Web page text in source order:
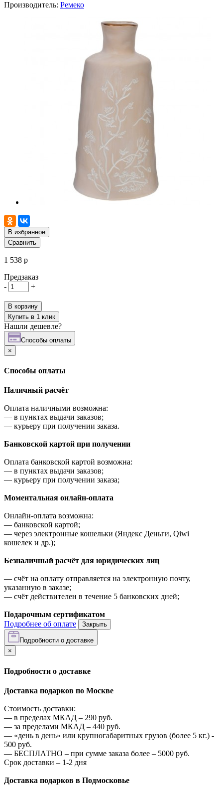
Производитель: Ремеко
В избранное
Сравнить
1 538 р
Предзаказ
-
+
В корзину
Купить в 1 клик
Нашли дешевле?
Cпособы оплаты
×
Cпособы оплаты
Наличный расчёт
Оплата наличными возможна:
— в пунктах выдачи заказов;
— курьеру при получении заказа.
Банковской картой при получении
Оплата банковской картой возможна:
— в пунктах выдачи заказов;
— курьеру при получении заказа;
Моментальная онлайн-оплата
Онлайн-оплата возможна:
— банковской картой;
— через электронные кошельки (Яндекс Деньги, Qiwi
кошелек и др.);
Безналичный расчёт для юридических лиц
— счёт на оплату отправляется на электронную почту,
указанную в заказе;
— счёт действителен в течение 5 банковских дней;
Подарочным сертификатом
Подробнее об оплате
Закрыть
Подробности о доставке
×
Подробности о доставке
Доставка подарков по Москве
Стоимость доставки:
— в пределах МКАД – 290 руб.
— за пределами МКАД – 440 руб.
— «день в день» или крупногабаритных грузов (более 5 кг.) -
500 руб.
— БЕСПЛАТНО – при сумме заказа более – 5000 руб.
Срок доставки – 1-2 дня
Доставка подарков в Подмосковье